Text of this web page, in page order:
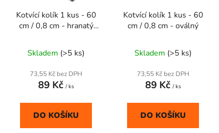
Kotvící kolík 1 kus - 60
cm / 0,8 cm - hranatý
hodnocení
produktu
je
z
Skladem (>5 ks)
73,55 Kč bez DPH
89 Kč / ks
DO KOŠÍKU
Kotvící kolík 1 kus - 60
cm / 0,8 cm - oválný
Skladem (>5 ks)
73,55 Kč bez DPH
89 Kč / ks
DO KOŠÍKU